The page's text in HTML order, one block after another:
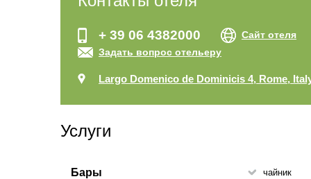
+ 39 06 4382000
Сайт отеля
Задать вопрос отельеру
Largo Domenico de Dominicis 4, Rome,
Услуги
Бары
чайник